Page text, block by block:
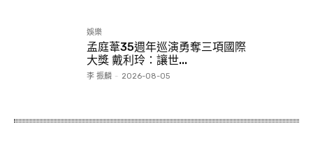
娛樂
孟庭葦35週年巡演勇奪三項國際
大獎 戴利玲：讓世...
李 振麟 - 2026-08-05